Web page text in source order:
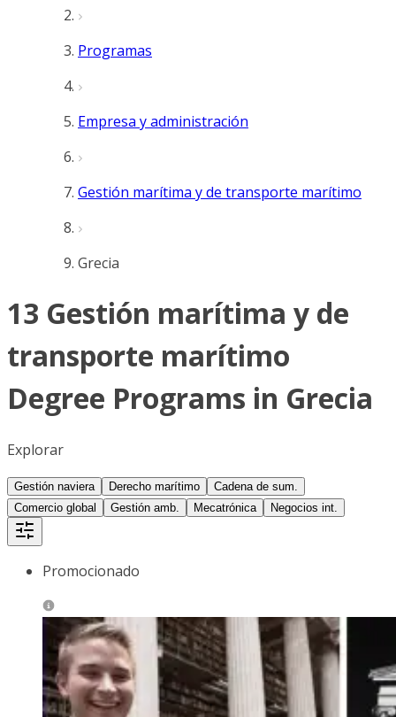
Programas
Empresa y administración
Gestión marítima y de transporte marítimo
Grecia
13 Gestión marítima y de
transporte marítimo
Degree Programs in Grecia
Explorar
Gestión naviera Derecho marítimo
Cadena de sum.
Comercio global
Gestión amb. Mecatrónica Negocios int.
Promocionado